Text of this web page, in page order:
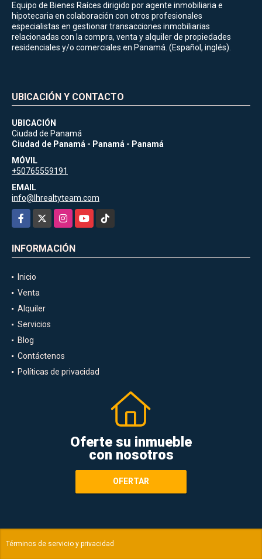
Equipo de Bienes Raíces dirigido por agente inmobiliaria e
hipotecaria en colaboración con otros profesionales
especialistas en gestionar transacciones inmobiliarias
relacionadas con la compra, venta y alquiler de propiedades
residenciales y/o comerciales en Panamá. (Español, inglés).
UBICACIÓN Y CONTACTO
UBICACIÓN
Ciudad de Panamá
Ciudad de Panamá - Panamá - Panamá
MÓVIL
+50765559191
EMAIL
info@lhrealtyteam.com
Facebook
InstagramYouTubeTikTok
INFORMACIÓN
Inicio
Venta
Alquiler
Servicios
Blog
Contáctenos
Políticas de privacidad
Oferte su inmueble
con nosotros
OFERTAR
Términos de servicio y privacidad